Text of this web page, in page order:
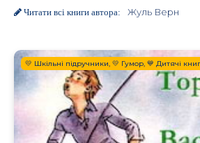
Читати всі книги автора: Жуль Верн
💛 Шкільні підручники, 💛 Гумор, 💙 Дитячі